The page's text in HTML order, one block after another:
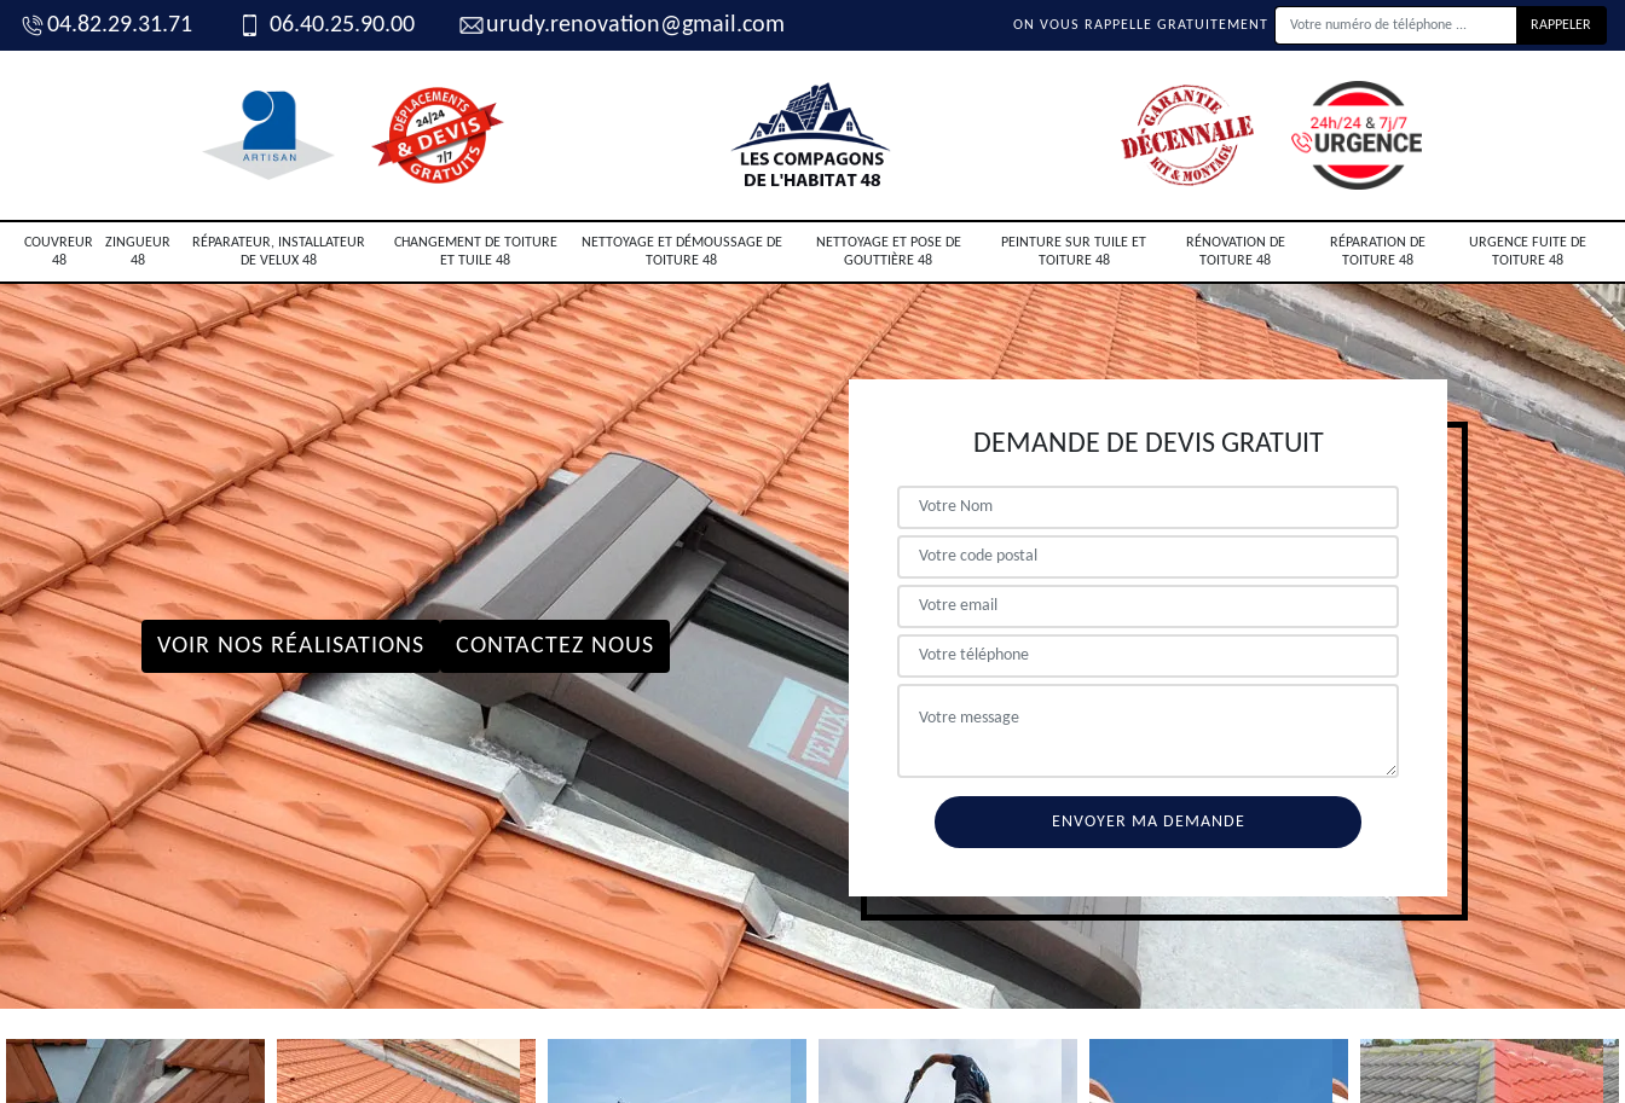
04.82.29.31.71 06.40.25.90.00 urudy.renovation@gmail.com ON VOUS RAPPELLE GRATUITEMENT
COUVREUR
48
ZINGUEUR
48
RÉPARATEUR, INSTALLATEUR
DE VELUX 48
CHANGEMENT DE TOITURE
ET TUILE 48
NETTOYAGE ET DÉMOUSSAGE DE
TOITURE 48
NETTOYAGE ET POSE DE
GOUTTIÈRE 48
PEINTURE SUR TUILE ET
TOITURE 48
RÉNOVATION DE
TOITURE 48
RÉPARATION DE
TOITURE 48
URGENCE FUITE DE
TOITURE 48
VOIR NOS RÉALISATIONS CONTACTEZ NOUS
DEMANDE DE DEVIS GRATUIT